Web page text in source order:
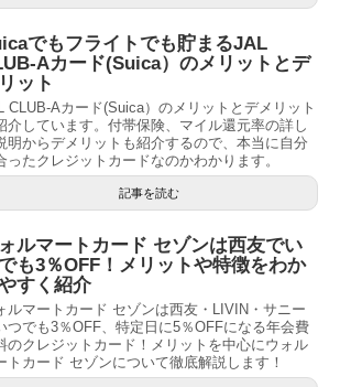
でもフライトでも貯まるJAL
Aカード(Suica）のメリットとデ
ット
CLUB-Aカード(Suica）のメリットとデメリット
介しています。付帯保険、マイル還元率の詳し
明からデメリットも紹介するので、本当に自分
ったクレジットカードなのかわかります。
記事を読む
ルマートカード セゾンは西友でい
も3％OFF！メリットや特徴をわか
すく紹介
ルマートカード セゾンは西友・LIVIN・サニー
つでも3％OFF、特定日に5％OFFになる年会費
のクレジットカード！メリットを中心にウォル
トカード セゾンについて徹底解説します！